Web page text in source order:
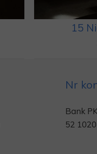
15
Nr
Bank
52